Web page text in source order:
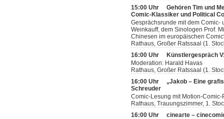
15:00 Uhr Gehören Tim und
Comic-Klassiker und Political
Gesprächsrunde mit dem Comic-
Weinkauff, dem Sinologen Prof.
Chinesen im europäischen
Rathaus, Großer Ratssaal (1.
16:00 Uhr
Künstlergespräch
Moderation: Harald Havas
Rathaus, Großer Ratssaal (1.
16:00 Uhr „Jakob – Eine
Schreuder
Comic-Lesung mit Motion-
Rathaus, Trauungszimmer, 1.
16:00 Uhr cinearte –